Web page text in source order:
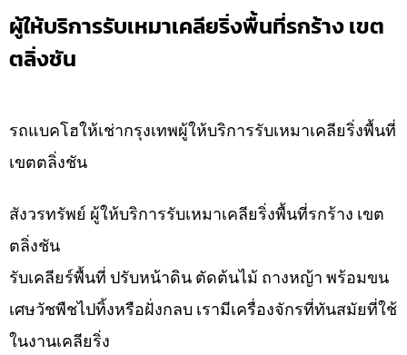
ผู้ให้บริการรับเหมาเคลียริ่งพื้นที่รกร้าง เขต
ตลิ่งชัน
รถแบคโฮให้เช่ากรุงเทพผู้ให้บริการรับเหมาเคลียริ่งพื้นที่
เขตตลิ่งชัน
สังวรทรัพย์ ผู้ให้บริการรับเหมาเคลียริ่งพื้นที่รกร้าง เขต
ตลิ่งชัน
รับเคลียร์พื้นที่ ปรับหน้าดิน ตัดต้นไม้ ถางหญ้า พร้อมขน
เศษวัชพืชไปทิ้งหรือฝั่งกลบ เรามีเครื่องจักรที่ทันสมัยที่ใช้
ในงานเคลียริ่ง